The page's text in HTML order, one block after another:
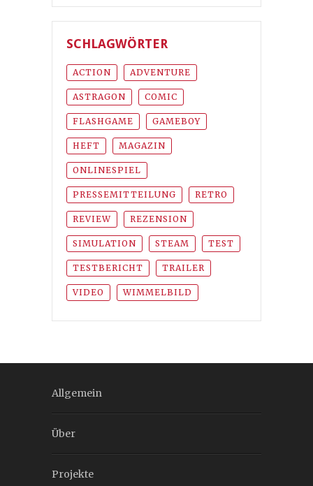
SCHLAGWÖRTER
ACTION ADVENTURE
ASTRAGON COMIC
FLASHGAME GAMEBOY
HEFT MAGAZIN
ONLINESPIEL
PRESSEMITTEILUNG RETRO
REVIEW REZENSION
SIMULATION STEAM TEST
TESTBERICHT TRAILER
VIDEO WIMMELBILD
Allgemein
Über
Projekte